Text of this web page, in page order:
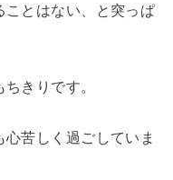
ことはない、と突っぱ
きりです。
苦しく過ごしていま